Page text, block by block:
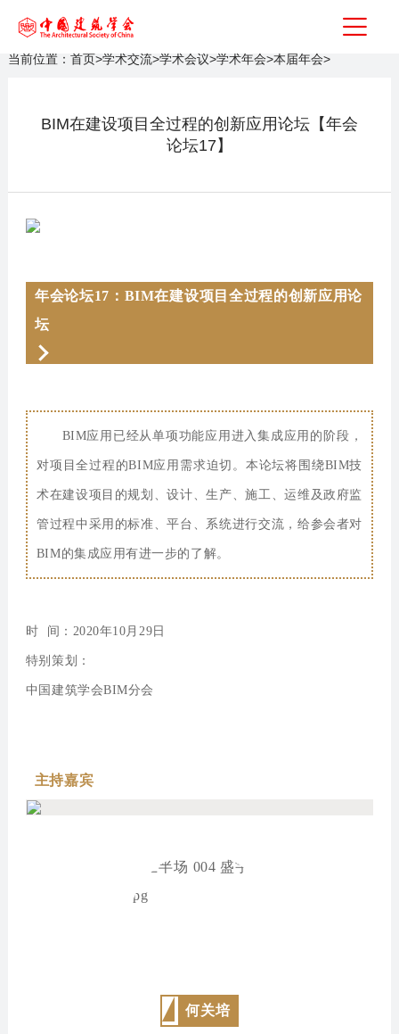
当前位置： 首页>学术交流>学术会议>学术年会>本届年会>
BIM在建设项目全过程的创新应用论坛【年会
论坛17】
年会论坛17：BIM在建设项目全过程的创新应用论
坛
BIM应用已经从单项功能应用进入集成应用的阶段，
对项目全过程的BIM应用需求迫切。本论坛将围绕BIM技
术在建设项目的规划、设计、生产、施工、运维及政府监
管过程中采用的标准、平台、系统进行交流，给参会者对
BIM的集成应用有进一步的了解。
时 间：2020年10月29日
特别策划：
中国建筑学会BIM分会
主持嘉宾
何关培